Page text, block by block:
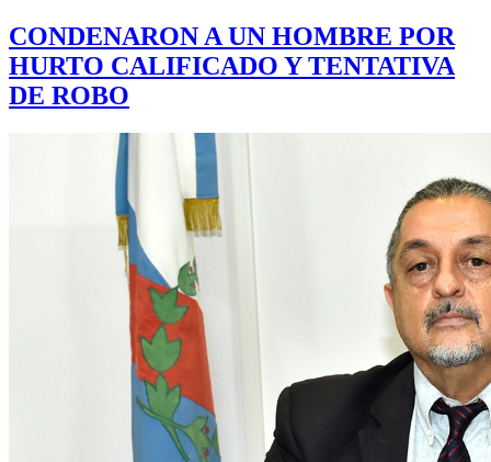
CONDENARON A UN HOMBRE POR
HURTO CALIFICADO Y TENTATIVA
DE ROBO